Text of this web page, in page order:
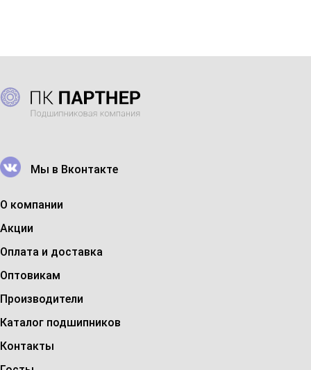
Мы в Вконтакте
О компании
Акции
Оплата и доставка
Оптовикам
Производители
Каталог подшипников
Контакты